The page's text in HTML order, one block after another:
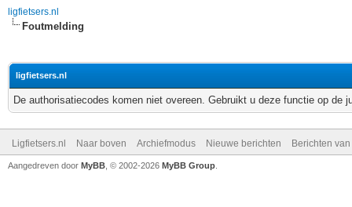
ligfietsers.nl
Foutmelding
ligfietsers.nl
De authorisatiecodes komen niet overeen. Gebruikt u deze functie op de
Ligfietsers.nl Naar boven Archiefmodus Nieuwe berichten Berichten
Aangedreven door MyBB , © 2002-2026 MyBB Group